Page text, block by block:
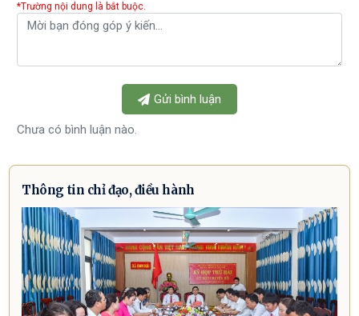
*Trường nội dung là bắt buộc.
Gửi bình luận
Chưa có bình luận nào.
Thông tin chỉ đạo, điều hành